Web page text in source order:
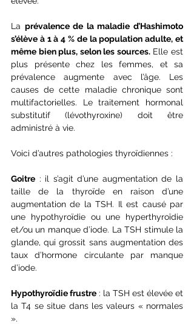
La prévalence de la maladie d’Hashimoto
s’élève à 1 à 4 % de la population adulte, et
même bien plus, selon les sources. Elle est
plus présente chez les femmes, et sa
prévalence augmente avec l’âge. Les
causes de cette maladie chronique sont
multifactorielles. Le traitement hormonal
substitutif (lévothyroxine) doit être
administré à vie.
Voici d’autres pathologies thyroïdiennes :
Goitre : il s’agit d’une augmentation de la
taille de la thyroïde en raison d’une
augmentation de la TSH. Il est causé par
une hypothyroïdie ou une hyperthyroïdie
et/ou un manque d’iode. La TSH stimule la
glande, qui grossit sans augmentation des
taux d’hormone circulante par manque
d’iode.
Hypothyroïdie frustre : la TSH est élevée et
la T4 se situe dans les valeurs « normales
».